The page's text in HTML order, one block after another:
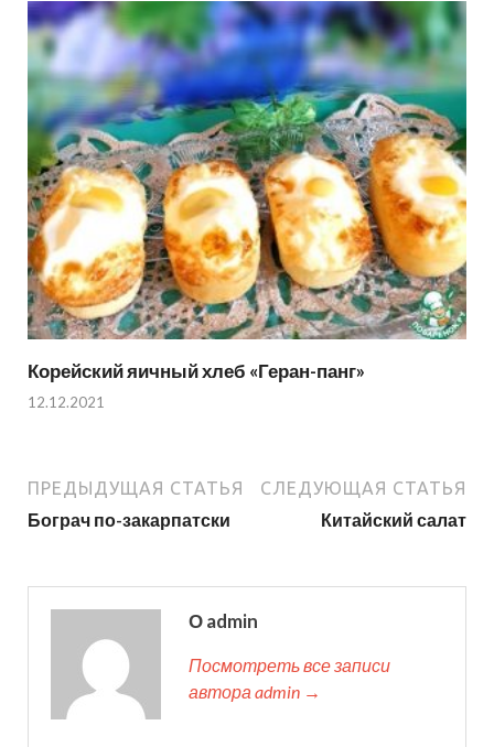
Корейский яичный хлеб «Геран-панг»
12.12.2021
ПРЕДЫДУЩАЯ СТАТЬЯ
Бограч по-закарпатски
СЛЕДУЮЩАЯ СТАТЬЯ
Китайский салат
О admin
Посмотреть все записи
автора admin →